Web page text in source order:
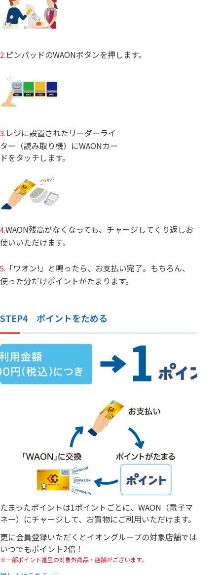
2. ピンパッドのWAONボタンを押します。
3. レジに設置されたリーダーライ
ター（読み取り機）にWAONカー
ドをタッチします。
4.WAON残高がなくなっても、チャージしてくり返しお
使いいただけます。
5. 「ワオン!」と鳴ったら、お支払い完了。もちろん、
使った分だけポイントがたまります。
STEP4 ポイントをためる
たまったポイントは1ポイントごとに、WAON（電子マ
ネー）にチャージして、お買物にご利用いただけます。
更に会員登録いただくとイオングループの対象店舗では
いつでもポイント2倍！
一部ポイント進呈の対象外商品・店舗がございます。